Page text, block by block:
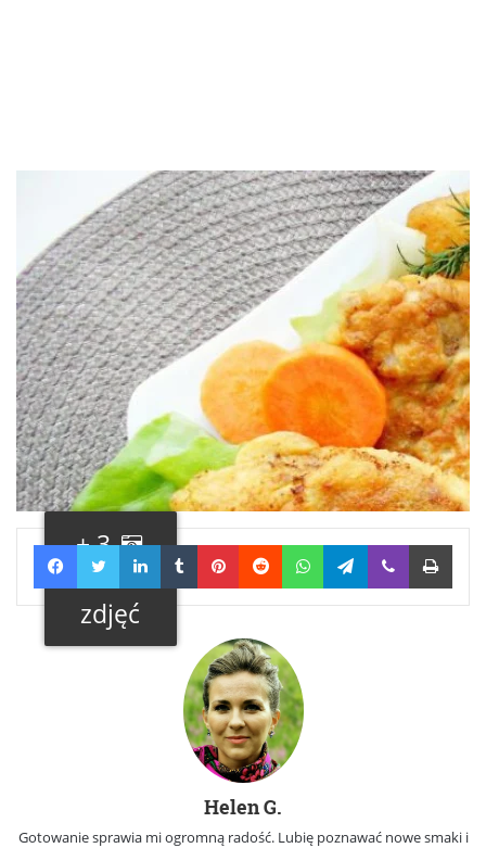
+ 3
Galeria
zdjęć
FacebookTwitterLinkedInTumblrPinterestRedditWhatsAppTelegramViber Print
Helen G.
Gotowanie sprawia mi ogromną radość. Lubię poznawać nowe smaki i